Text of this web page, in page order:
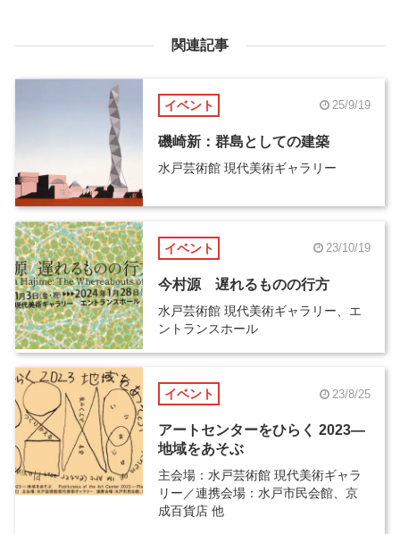
関連記事
イベント 25/9/19
磯崎新：群島としての建築
水戸芸術館 現代美術ギャラリー
イベント 23/10/19
今村源 遅れるものの行方
水戸芸術館 現代美術ギャラリー、エ
ントランスホール
イベント 23/8/25
アートセンターをひらく 2023―
地域をあそぶ
主会場：水戸芸術館 現代美術ギャラ
リー／連携会場：水戸市民会館、京
成百貨店 他